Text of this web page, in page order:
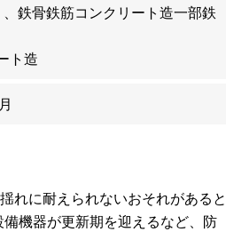
鉄骨鉄筋コンクリート造一部鉄
ト造
れに耐えられないおそれがあると
機器が更新期を迎えるなど、防